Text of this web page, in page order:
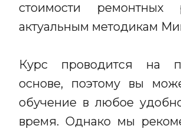
стоимости ремонтных
актуальным методикам
Курс проводится на
основе, поэтому вы
обучение в любое
время. Однако мы